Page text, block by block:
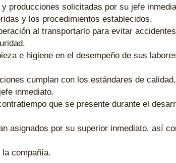
producciones solicitadas por su jefe
y los procedimientos establecidos.
al transportarlo para evitar
e higiene en el desempeño de sus
cumplan con los estándares de
inmediato.
que se presente durante el
asignados por su superior inmediato, así
compañía.